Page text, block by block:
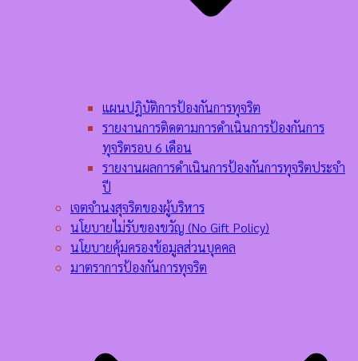
แผนปฎิบัติการป้องกันการทุจริต
รายงานการติดตามการดำเนินการป้องกันการ
ทุจริตรอบ 6 เดือน
รายงานผลการดำเนินการป้องกันการทุจริตประจำ
ปี
เจตจำนงสุจริตของผู้บริหาร
นโยบายไม่รับของขวัญ (No Gift Policy)
นโยบายคุ้มครองข้อมูลส่วนบุคคล
มาตราการป้องกันการทุจริต